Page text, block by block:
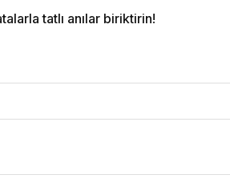
tatlı anılar biriktirin!